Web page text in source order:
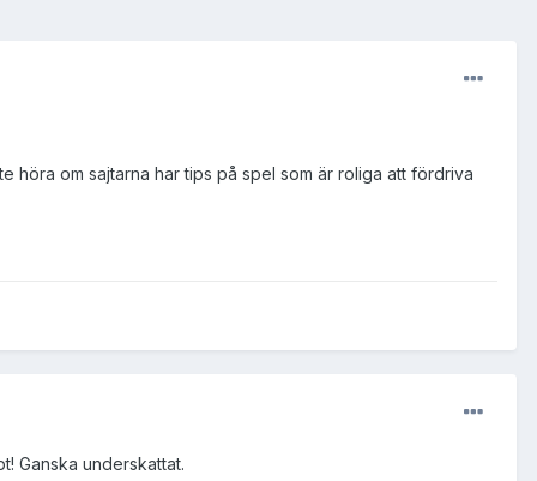
höra om sajtarna har tips på spel som är roliga att fördriva
Ganska underskattat.